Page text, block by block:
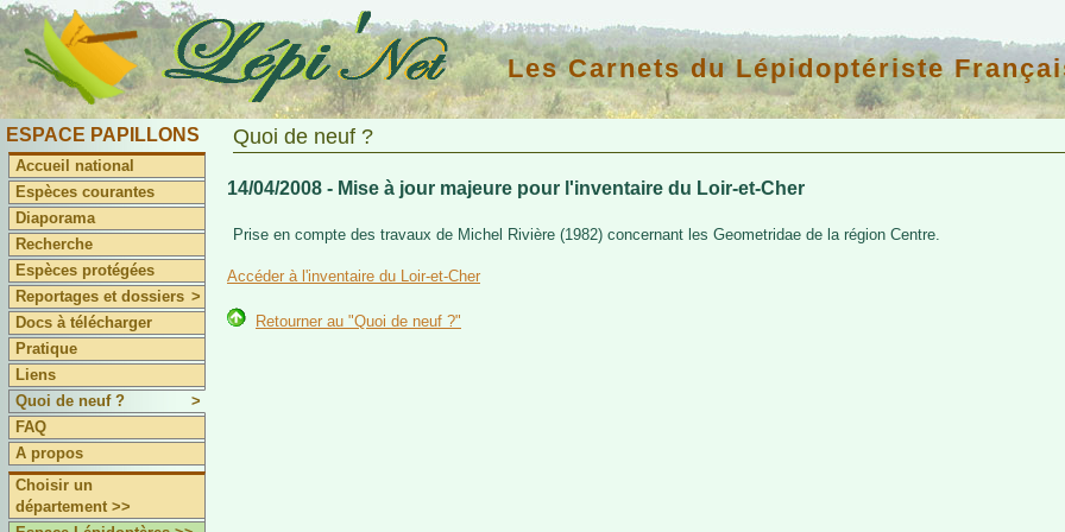
ESPACE PAPILLONS
Accueil national
Espèces courantes
Diaporama
Recherche
Espèces protégées
Reportages et dossiers >
Docs à télécharger
Pratique
Liens
Quoi de neuf ?
>
FAQ
A propos
Choisir un
département >>
Les Carnets du Lépidoptériste
Quoi de neuf ?
14/04/2008 - Mise à jour majeure pour l'inventaire du Loir-et-Cher
Prise en compte des travaux de Michel Rivière (1982) concernant les Geometridae de la région Centre.
Accéder à l'inventaire du Loir-et-Cher
Retourner au "Quoi de neuf ?"